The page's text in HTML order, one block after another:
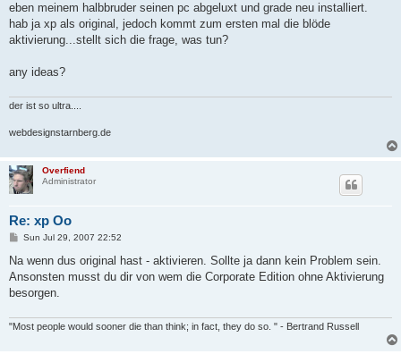
eben meinem halbbruder seinen pc abgeluxt und grade neu installiert.
hab ja xp als original, jedoch kommt zum ersten mal die blöde
aktivierung...stellt sich die frage, was tun?
any ideas?
der ist so ultra....
webdesignstarnberg.de
Overfiend
Administrator
Re: xp Oo
P
s
Sun Jul 29, 2007 22:52
Na wenn dus original hast - aktivieren. Sollte ja dann kein Problem sein.
Ansonsten musst du dir von wem die Corporate Edition ohne Aktivierung
besorgen.
"Most people would sooner die than think; in fact, they do so. " - Bertrand Russell